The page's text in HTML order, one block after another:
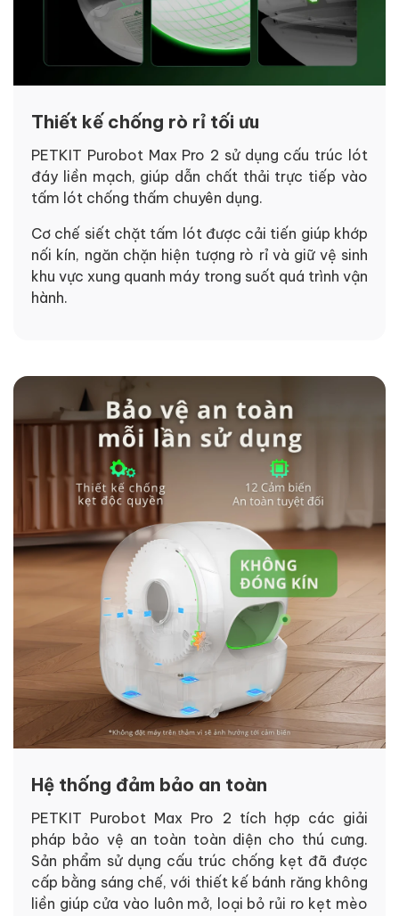
Thiết kế chống rò rỉ tối ưu
PETKIT Purobot Max Pro 2 sử dụng cấu trúc lót
đáy liền mạch, giúp dẫn chất thải trực tiếp vào
tấm lót chống thấm chuyên dụng.
Cơ chế siết chặt tấm lót được cải tiến giúp khớp
nối kín, ngăn chặn hiện tượng rò rỉ và giữ vệ sinh
khu vực xung quanh máy trong suốt quá trình vận
hành.
Hệ thống đảm bảo an toàn
PETKIT Purobot Max Pro 2 tích hợp các giải
pháp bảo vệ an toàn toàn diện cho thú cưng.
Sản phẩm sử dụng cấu trúc chống kẹt đã được
cấp bằng sáng chế, với thiết kế bánh răng không
liền giúp cửa vào luôn mở, loại bỏ rủi ro kẹt mèo